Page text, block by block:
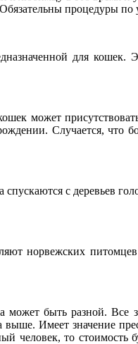
процедуры по
для кошек.
может
Случается, что
с деревьев
норвежских
быть разной. Все
Имеет значение
человек, то стоимость